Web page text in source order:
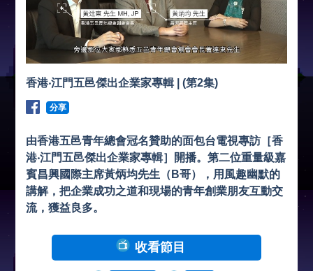
香港‧江門五邑傑出企業家專輯 | (第2集)
分享
由香港五邑青年總會冠名贊助的面包台電視專訪［香
港‧江門五邑傑出企業家專輯］開播。第二位重量級嘉
賓昌興國際主席黃炳均先生（B哥），用風趣幽默的
講解，把企業成功之道和現場的青年創業朋友互動交
流，獲益良多。
收看節目